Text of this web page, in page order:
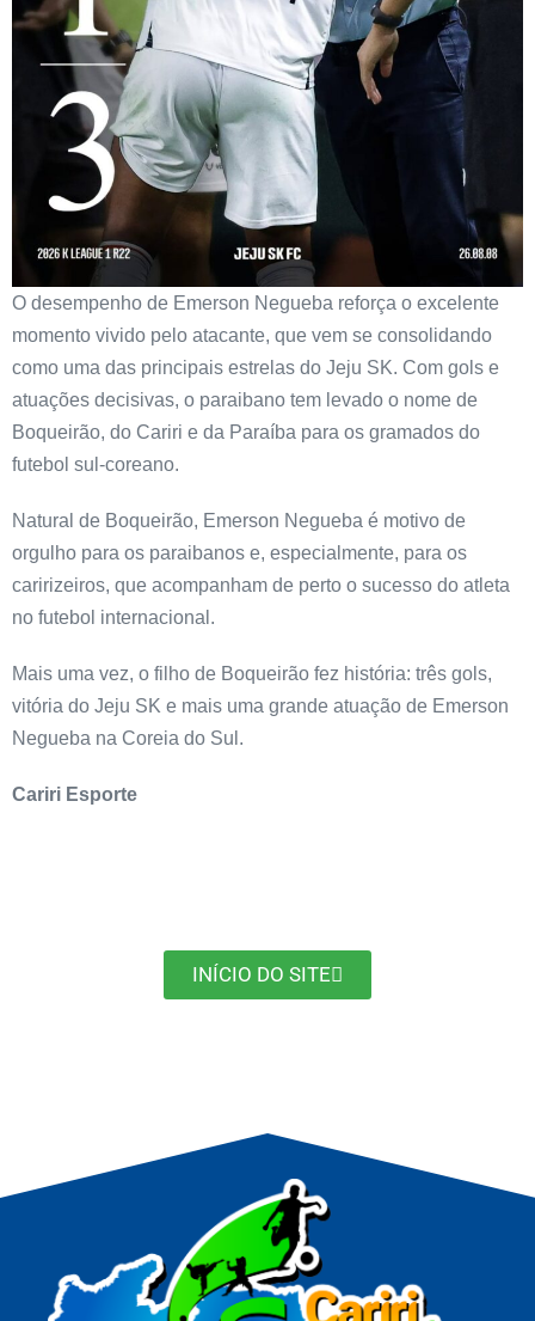
O desempenho de Emerson Negueba reforça o excelente
momento vivido pelo atacante, que vem se consolidando
como uma das principais estrelas do Jeju SK. Com gols e
atuações decisivas, o paraibano tem levado o nome de
Boqueirão, do Cariri e da Paraíba para os gramados do
futebol sul-coreano.
Natural de Boqueirão, Emerson Negueba é motivo de
orgulho para os paraibanos e, especialmente, para os
caririzeiros, que acompanham de perto o sucesso do atleta
no futebol internacional.
Mais uma vez, o filho de Boqueirão fez história: três gols,
vitória do Jeju SK e mais uma grande atuação de Emerson
Negueba na Coreia do Sul.
Cariri Esporte
INÍCIO DO SITE